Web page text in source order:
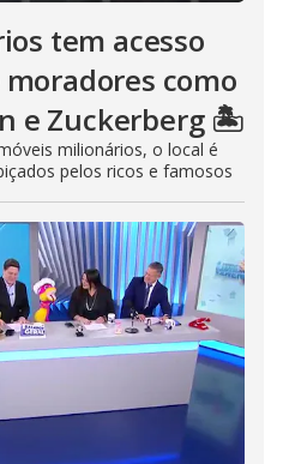
tem acesso
como
e Zuckerberg 🏝️
milionários, o local é
pelos ricos e famosos